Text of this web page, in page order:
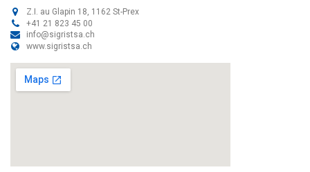
Z.I. au Glapin 18, 1162 St-Prex
+41 21 823 45 00
info@sigristsa.ch
www.sigristsa.ch